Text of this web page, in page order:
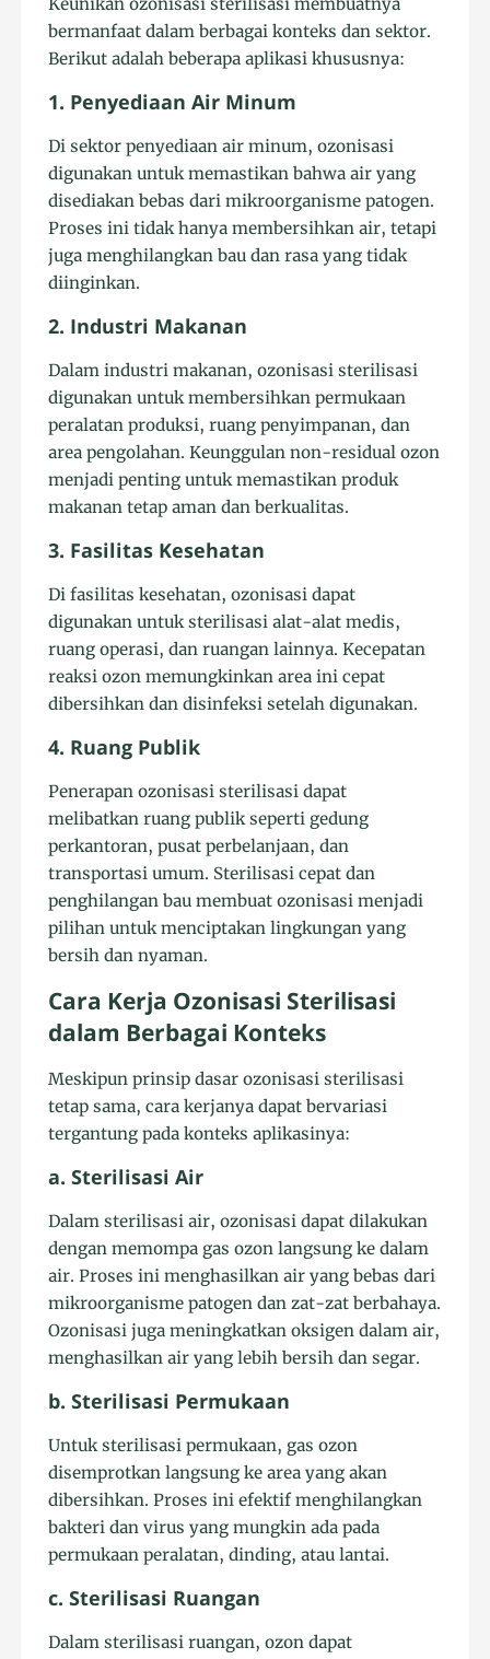
Keunikan ozonisasi sterilisasi membuatnya
bermanfaat dalam berbagai konteks dan sektor.
Berikut adalah beberapa aplikasi khususnya:
1. Penyediaan Air Minum
Di sektor penyediaan air minum, ozonisasi
digunakan untuk memastikan bahwa air yang
disediakan bebas dari mikroorganisme patogen.
Proses ini tidak hanya membersihkan air, tetapi
juga menghilangkan bau dan rasa yang tidak
diinginkan.
2. Industri Makanan
Dalam industri makanan, ozonisasi sterilisasi
digunakan untuk membersihkan permukaan
peralatan produksi, ruang penyimpanan, dan
area pengolahan. Keunggulan non-residual ozon
menjadi penting untuk memastikan produk
makanan tetap aman dan berkualitas.
3. Fasilitas Kesehatan
Di fasilitas kesehatan, ozonisasi dapat
digunakan untuk sterilisasi alat-alat medis,
ruang operasi, dan ruangan lainnya. Kecepatan
reaksi ozon memungkinkan area ini cepat
dibersihkan dan disinfeksi setelah digunakan.
4. Ruang Publik
Penerapan ozonisasi sterilisasi dapat
melibatkan ruang publik seperti gedung
perkantoran, pusat perbelanjaan, dan
transportasi umum. Sterilisasi cepat dan
penghilangan bau membuat ozonisasi menjadi
pilihan untuk menciptakan lingkungan yang
bersih dan nyaman.
Cara Kerja Ozonisasi Sterilisasi
dalam Berbagai Konteks
Meskipun prinsip dasar ozonisasi sterilisasi
tetap sama, cara kerjanya dapat bervariasi
tergantung pada konteks aplikasinya:
a. Sterilisasi Air
Dalam sterilisasi air, ozonisasi dapat dilakukan
dengan memompa gas ozon langsung ke dalam
air. Proses ini menghasilkan air yang bebas dari
mikroorganisme patogen dan zat-zat berbahaya.
Ozonisasi juga meningkatkan oksigen dalam air,
menghasilkan air yang lebih bersih dan segar.
b. Sterilisasi Permukaan
Untuk sterilisasi permukaan, gas ozon
disemprotkan langsung ke area yang akan
dibersihkan. Proses ini efektif menghilangkan
bakteri dan virus yang mungkin ada pada
permukaan peralatan, dinding, atau lantai.
c. Sterilisasi Ruangan
Dalam sterilisasi ruangan, ozon dapat